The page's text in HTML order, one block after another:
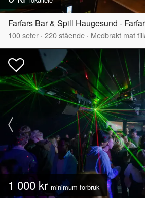
Farfars Bar & Spill Haugesund -
100seter · 220stående · Medbrakt mat
1 000 kr minimum forbruk